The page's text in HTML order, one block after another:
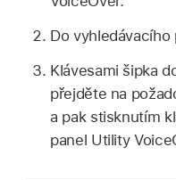
Do
Klávesami šipka
přejděte na
a pak stisknutím
panel Utility